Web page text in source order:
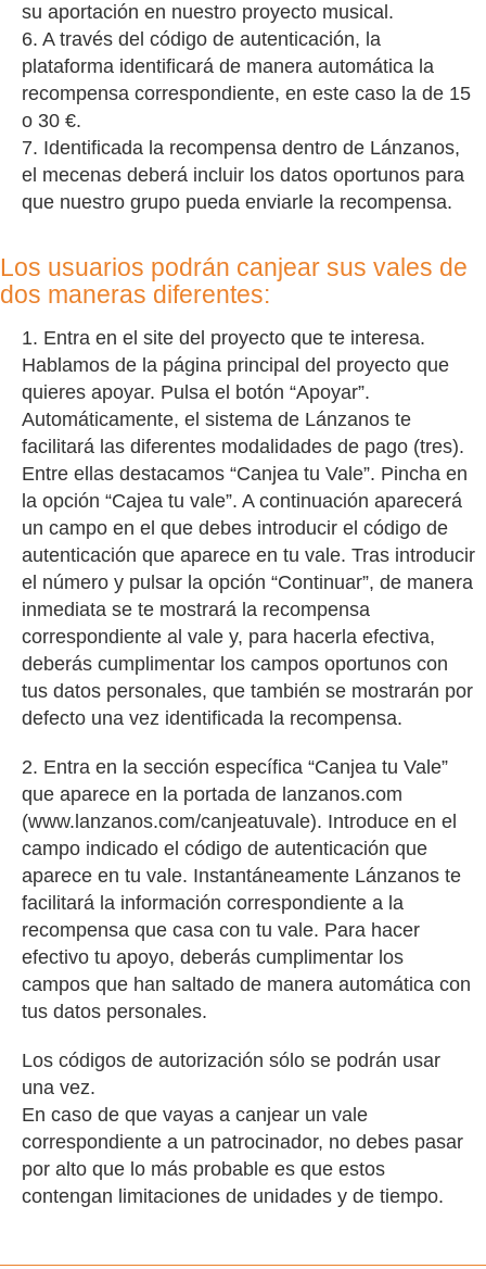
su aportación en nuestro proyecto musical.
6. A través del código de autenticación, la
plataforma identificará de manera automática la
recompensa correspondiente, en este caso la de 15
o 30 €.
7. Identificada la recompensa dentro de Lánzanos,
el mecenas deberá incluir los datos oportunos para
que nuestro grupo pueda enviarle la recompensa.
Los usuarios podrán canjear sus vales de
dos maneras diferentes:
1. Entra en el site del proyecto que te interesa.
Hablamos de la página principal del proyecto que
quieres apoyar. Pulsa el botón “Apoyar”.
Automáticamente, el sistema de Lánzanos te
facilitará las diferentes modalidades de pago (tres).
Entre ellas destacamos “Canjea tu Vale”. Pincha en
la opción “Cajea tu vale”. A continuación aparecerá
un campo en el que debes introducir el código de
autenticación que aparece en tu vale. Tras introducir
el número y pulsar la opción “Continuar”, de manera
inmediata se te mostrará la recompensa
correspondiente al vale y, para hacerla efectiva,
deberás cumplimentar los campos oportunos con
tus datos personales, que también se mostrarán por
defecto una vez identificada la recompensa.
2. Entra en la sección específica “Canjea tu Vale”
que aparece en la portada de lanzanos.com
(www.lanzanos.com/canjeatuvale). Introduce en el
campo indicado el código de autenticación que
aparece en tu vale. Instantáneamente Lánzanos te
facilitará la información correspondiente a la
recompensa que casa con tu vale. Para hacer
efectivo tu apoyo, deberás cumplimentar los
campos que han saltado de manera automática con
tus datos personales.
Los códigos de autorización sólo se podrán usar
una vez.
En caso de que vayas a canjear un vale
correspondiente a un patrocinador, no debes pasar
por alto que lo más probable es que estos
contengan limitaciones de unidades y de tiempo.